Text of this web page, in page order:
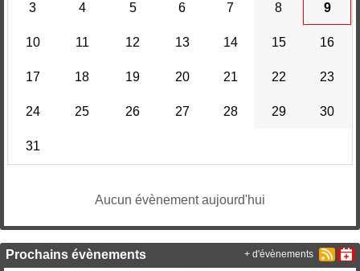
3 4 5 6 7 8 9
10 11 12 13 14 15 16
17 18 19 20 21 22 23
24 25 26 27 28 29 30
31
Aucun évènement aujourd'hui
Prochains évènements + d'évènements